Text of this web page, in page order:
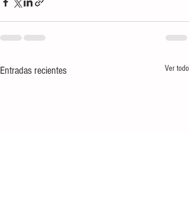
Entradas recientes Ver todo